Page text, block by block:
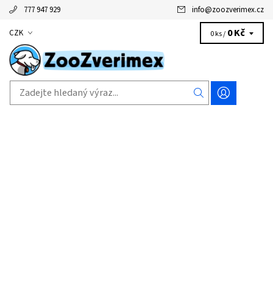
777 947 929 info@zoozverimex.cz
CZK 0 ks / 0 Kč